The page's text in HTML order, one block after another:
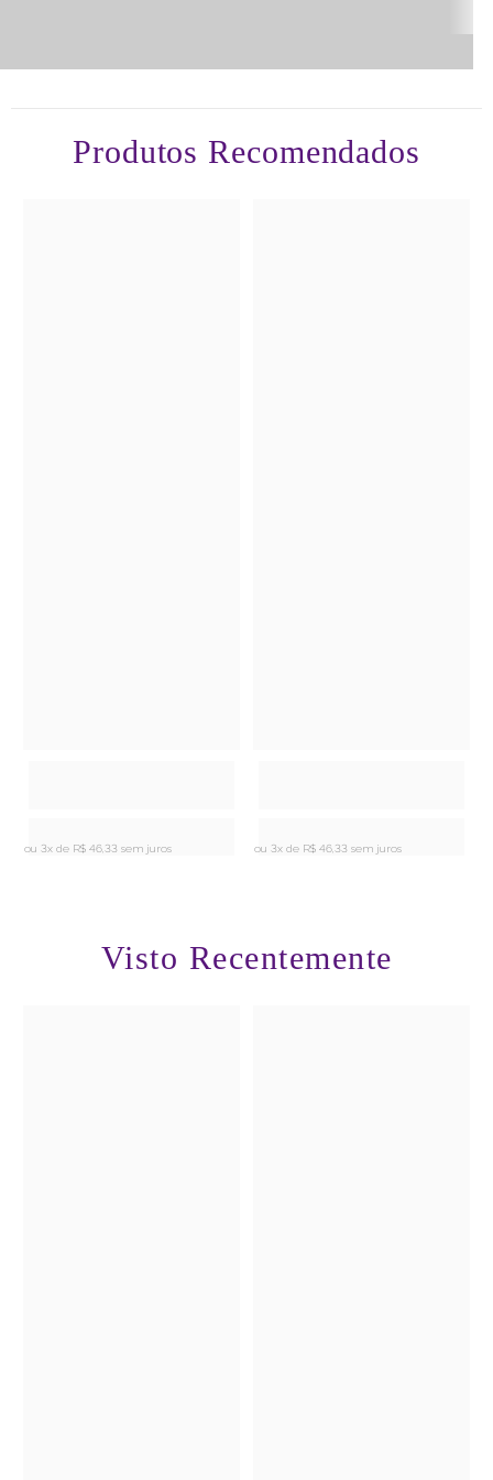
Produtos Recomendados
ou 3x de R$ 46,33 sem juros ou 3x de R$ 46,33 sem juros
Visto Recentemente